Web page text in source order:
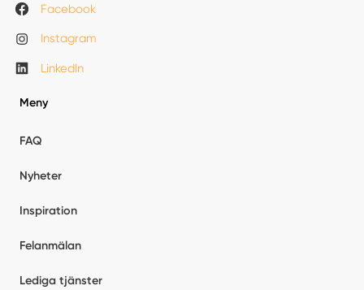
Facebook
Instagram
LinkedIn
Meny
FAQ
Nyheter
Inspiration
Felanmälan
Lediga tjänster